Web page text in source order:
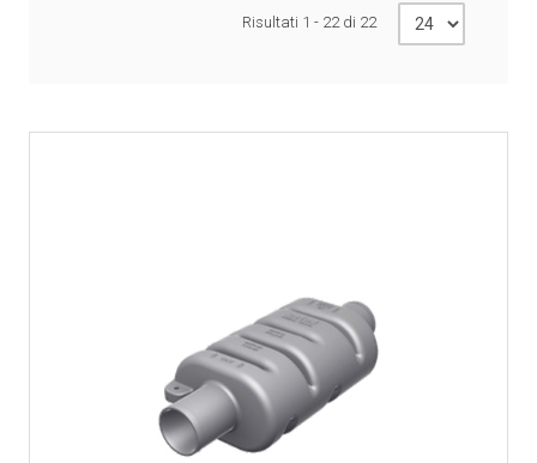
Risultati 1 - 22 di 22